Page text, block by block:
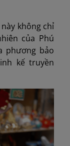
không chỉ
của Phú
phương bảo
kế truyền